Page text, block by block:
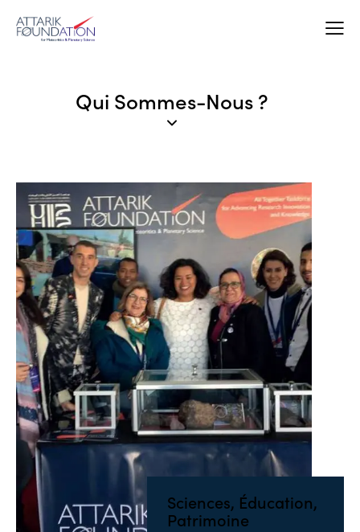
Qui Sommes-Nous ?
Sciences, Éducation,
Patrimoine